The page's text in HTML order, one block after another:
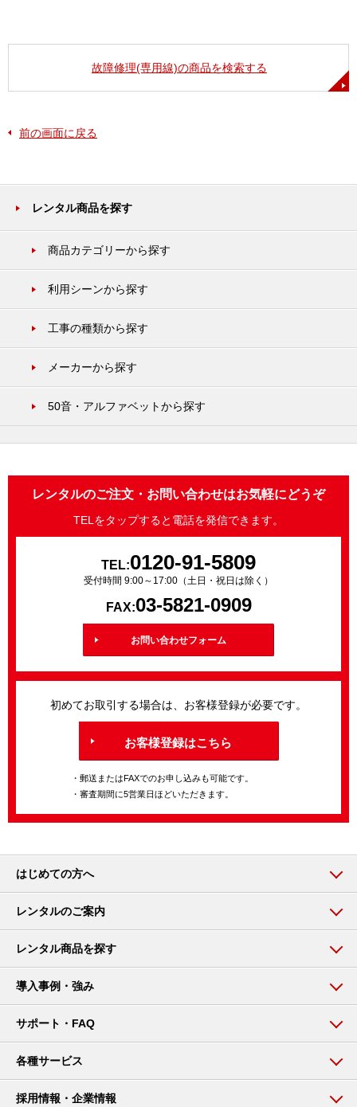
故障修理(専用線)の商品を検索する
前の画面に戻る
レンタル商品を探す
商品カテゴリーから探す
利用シーンから探す
工事の種類から探す
メーカーから探す
50音・アルファベットから探す
レンタルのご注文・お問い合わせはお気軽にどうぞ
TELをタップすると電話を発信できます。
TEL:0120-91-5809
受付時間 9:00～17:00（土日・祝日は除く）
FAX:03-5821-0909
お問い合わせフォーム
初めてお取引する場合は、お客様登録が必要です。
お客様登録はこちら
・郵送またはFAXでのお申し込みも可能です。
・審査期間に5営業日ほどいただきます。
はじめての方へ
レンタルのご案内
レンタル商品を探す
導入事例・強み
サポート・FAQ
各種サービス
採用情報・企業情報